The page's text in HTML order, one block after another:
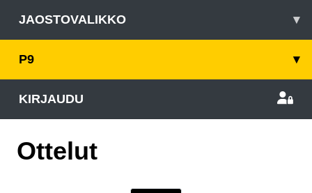
JAOSTOVALIKKO ▾
P9 ▾
KIRJAUDU
Ottelut